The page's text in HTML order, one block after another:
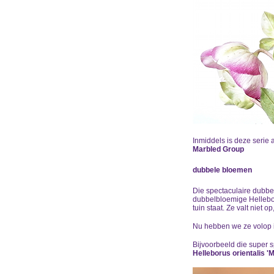
Inmiddels is deze serie
Marbled Group
dubbele bloemen
Die spectaculaire
dubbelbloemige
tuin staat. Ze valt niet
Nu hebben we ze
Bijvoorbeeld die super
Helleborus orientalis